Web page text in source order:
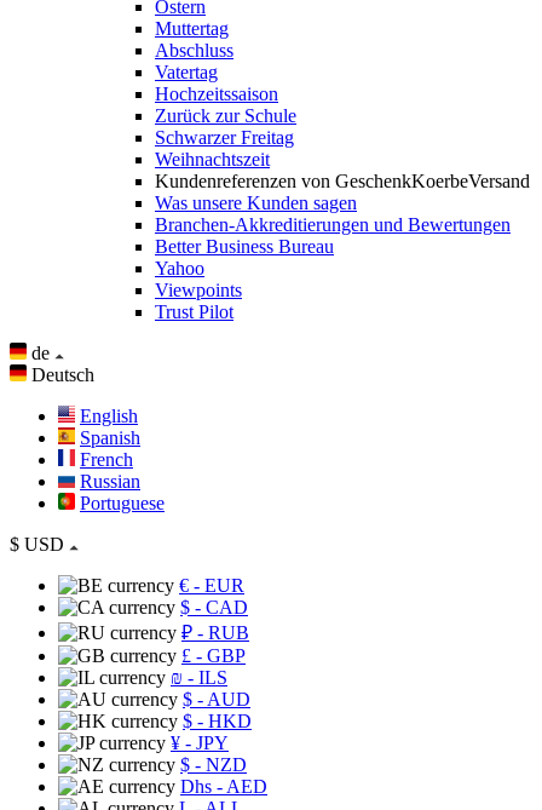
Ostern
Muttertag
Abschluss
Vatertag
Hochzeitssaison
Zurück zur Schule
Schwarzer Freitag
Weihnachtszeit
Kundenreferenzen von GeschenkKoerbeVersand
Was unsere Kunden sagen
Branchen-Akkreditierungen und Bewertungen
Better Business Bureau
Yahoo
Viewpoints
Trust Pilot
de
Deutsch
English
Spanish
French
Russian
Portuguese
$ USD
€ - EUR
$ - CAD
₽ - RUB
£ - GBP
₪ - ILS
$ - AUD
$ - HKD
¥ - JPY
$ - NZD
Dhs - AED